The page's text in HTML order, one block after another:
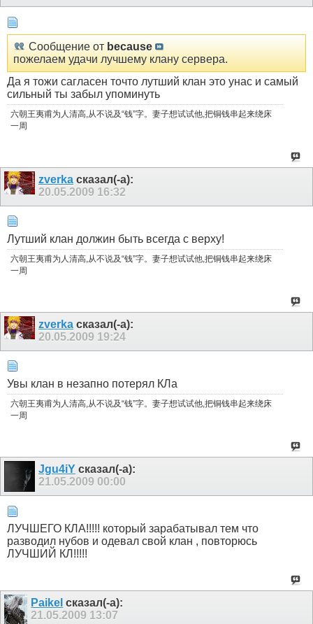
Сообщение от because
пожелаем удачи лучшему клану сервера.
Да я тожи сагласен точто лутший клан это унас и самый
сильный ты забыл упоминуть
六朝王夷甫为人清高,从不说及“钱”字。妻子想试试他,把铜钱串起来绕床
一周
zverka сказал(-а):
20.05.2009 16:32
Лутший клан должин быть всегда с верху!
六朝王夷甫为人清高,从不说及“钱”字。妻子想试试他,把铜钱串起来绕床
一周
zverka сказал(-а):
20.05.2009 19:24
Увы клан в незапно потерял КЛа
六朝王夷甫为人清高,从不说及“钱”字。妻子想试试他,把铜钱串起来绕床
一周
Jgu4iY сказал(-а):
21.05.2009 00:00
ЛУЧШЕГО КЛА!!!!! который зарабатывал тем что
разводил нубов и одевал свой клан , повторюсь
ЛУЧШИЙ КЛ!!!!!
Paikel сказал(-а):
21.05.2009 13:07